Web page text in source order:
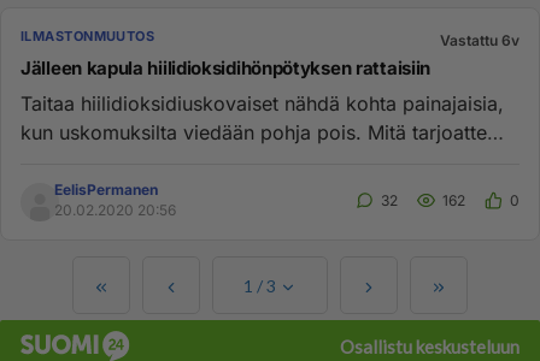
ILMASTONMUUTOS Vastattu 6v
Jälleen kapula hiilidioksidihönpötyksen rattaisiin
Taitaa hiilidioksidiuskovaiset nähdä kohta painajaisia,
kun uskomuksilta viedään pohja pois. Mitä tarjoatte
EelisPermanen
20.02.2020 20:56
32 162 0
1 /3
Osallistu keskusteluun